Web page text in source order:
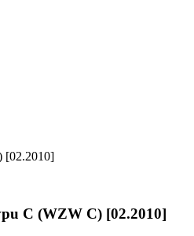
[02.2010]
C (WZW C) [02.2010]